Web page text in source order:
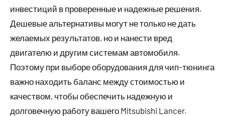
инвестиций в проверенные и надежные решения.
Дешевые альтернативы могут не только не дать
желаемых результатов, но и нанести вред
двигателю и другим системам автомобиля.
Поэтому при выборе оборудования для чип-тюнинга
важно находить баланс между стоимостью и
качеством, чтобы обеспечить надежную и
долговечную работу вашего Mitsubishi Lancer.